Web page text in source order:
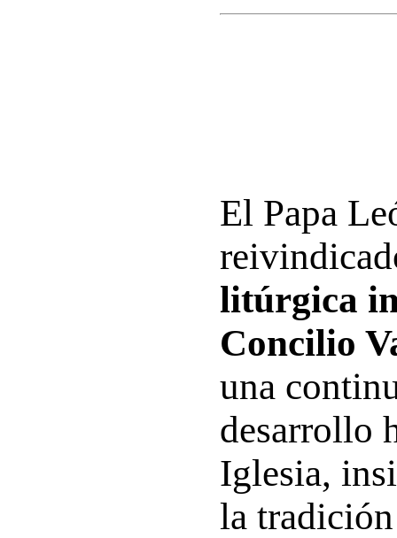
El Papa
litúrgica
Concilio
una
desarrollo
Iglesia,
la